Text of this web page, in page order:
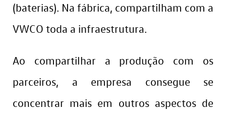
(baterias). Na fábrica, compartilham com a
VWCO toda a infraestrutura.
Ao compartilhar a produção com os
parceiros, a empresa consegue se
concentrar mais em outros aspectos de